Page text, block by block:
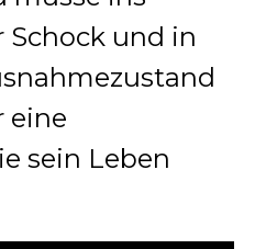
Schock und in
eine
sein Leben